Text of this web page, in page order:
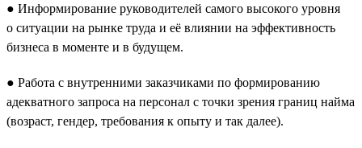
● Информирование руководителей самого высокого уровня
о ситуации на рынке труда и её влиянии на эффективность
бизнеса в моменте и в будущем.
● Работа с внутренними заказчиками по формированию
адекватного запроса на персонал с точки зрения границ найма
(возраст, гендер, требования к опыту и так далее).